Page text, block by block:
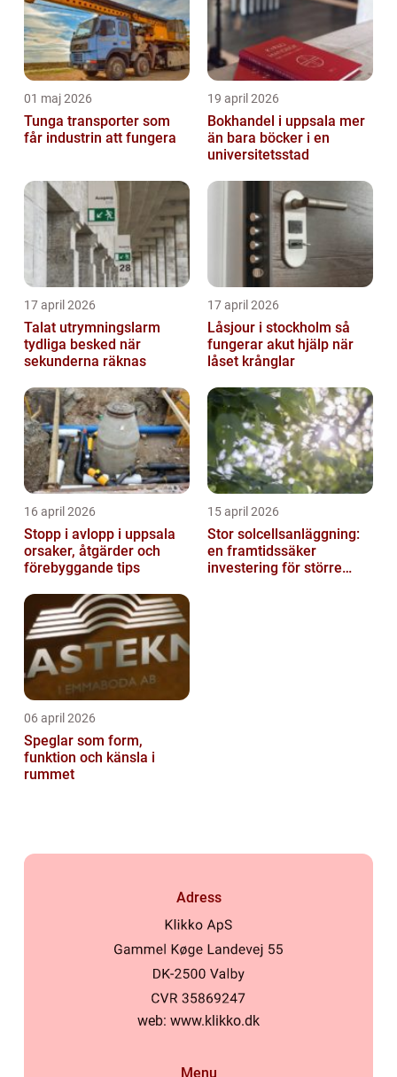
01 maj 2026
Tunga transporter som
får industrin att fungera
19 april 2026
Bokhandel i uppsala mer
än bara böcker i en
universitetsstad
17 april 2026
Talat utrymningslarm
tydliga besked när
sekunderna räknas
17 april 2026
Låsjour i stockholm så
fungerar akut hjälp när
låset krånglar
16 april 2026
Stopp i avlopp i uppsala
orsaker, åtgärder och
förebyggande tips
15 april 2026
Stor solcellsanläggning:
en framtidssäker
investering för större
06 april 2026
Speglar som form,
funktion och känsla i
rummet
Adress
web: www.klikko.dk
Menu